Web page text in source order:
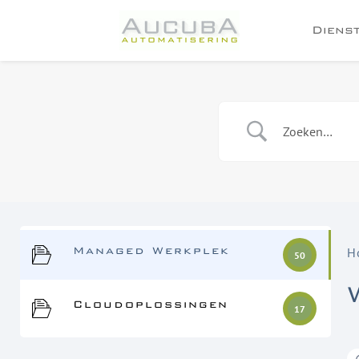
Managed Werkplek 50
Cloudoplossingen 17